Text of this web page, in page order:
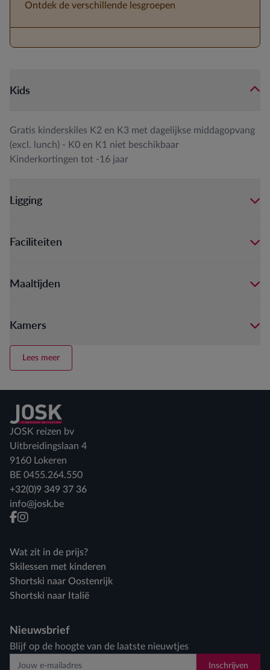
Ontdek de verschillende lesgroepen
Kids
Gratis kinderskiles K2 en K3 met dagelijkse middagopvang
(excl. lunch) - K0 en K1 niet beschikbaar
Kinderkortingen tot -16 jaar
Ligging
Faciliteiten
Maaltijden
Kamers
Lees meer
Terug naar home
JOSK reizen bv
Uitbreidingslaan 4
9160 Lokeren
BE 0455.264.550
+32(0)9 349 37 36
info@josk.be
facebook
instagram
Wat zit in de prijs?
Skilessen met kinderen
Shortski naar Oostenrijk
Shortski naar Italië
Nieuwsbrief
Blijf op de hoogte van de laatste nieuwtjes
Inschrijven